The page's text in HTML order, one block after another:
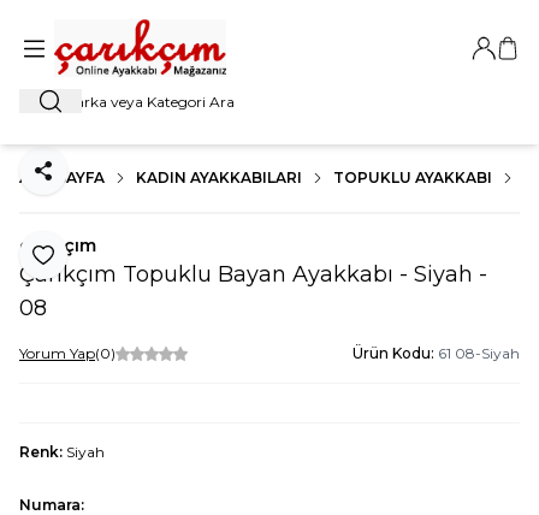
Ara
Giriş
ANA SAYFA KADIN AYAKKABILARI TOPUKLU AYAKKABI
Favoriye Ekle
Paylaş
çarıkçım
Çarıkçım Topuklu Bayan Ayakkabı - Siyah -
08
Yorum Yap(0) Ürün Kodu: 61 08-Siyah
Renk: Siyah
Numara: